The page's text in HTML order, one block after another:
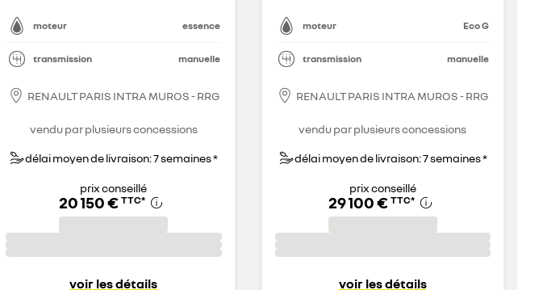
moteur essence
transmission manuelle
RENAULT PARIS INTRA MUROS - RRG
vendu par plusieurs concessions
délai moyen de livraison: 7 semaines *
prix conseillé
20 150 € TTC*
voir les détails
moteur Eco G
transmission manuelle
RENAULT PARIS INTRA MUROS - RRG
vendu par plusieurs concessions
délai moyen de livraison: 7 semaines *
prix conseillé
29 100 € TTC*
voir les détails